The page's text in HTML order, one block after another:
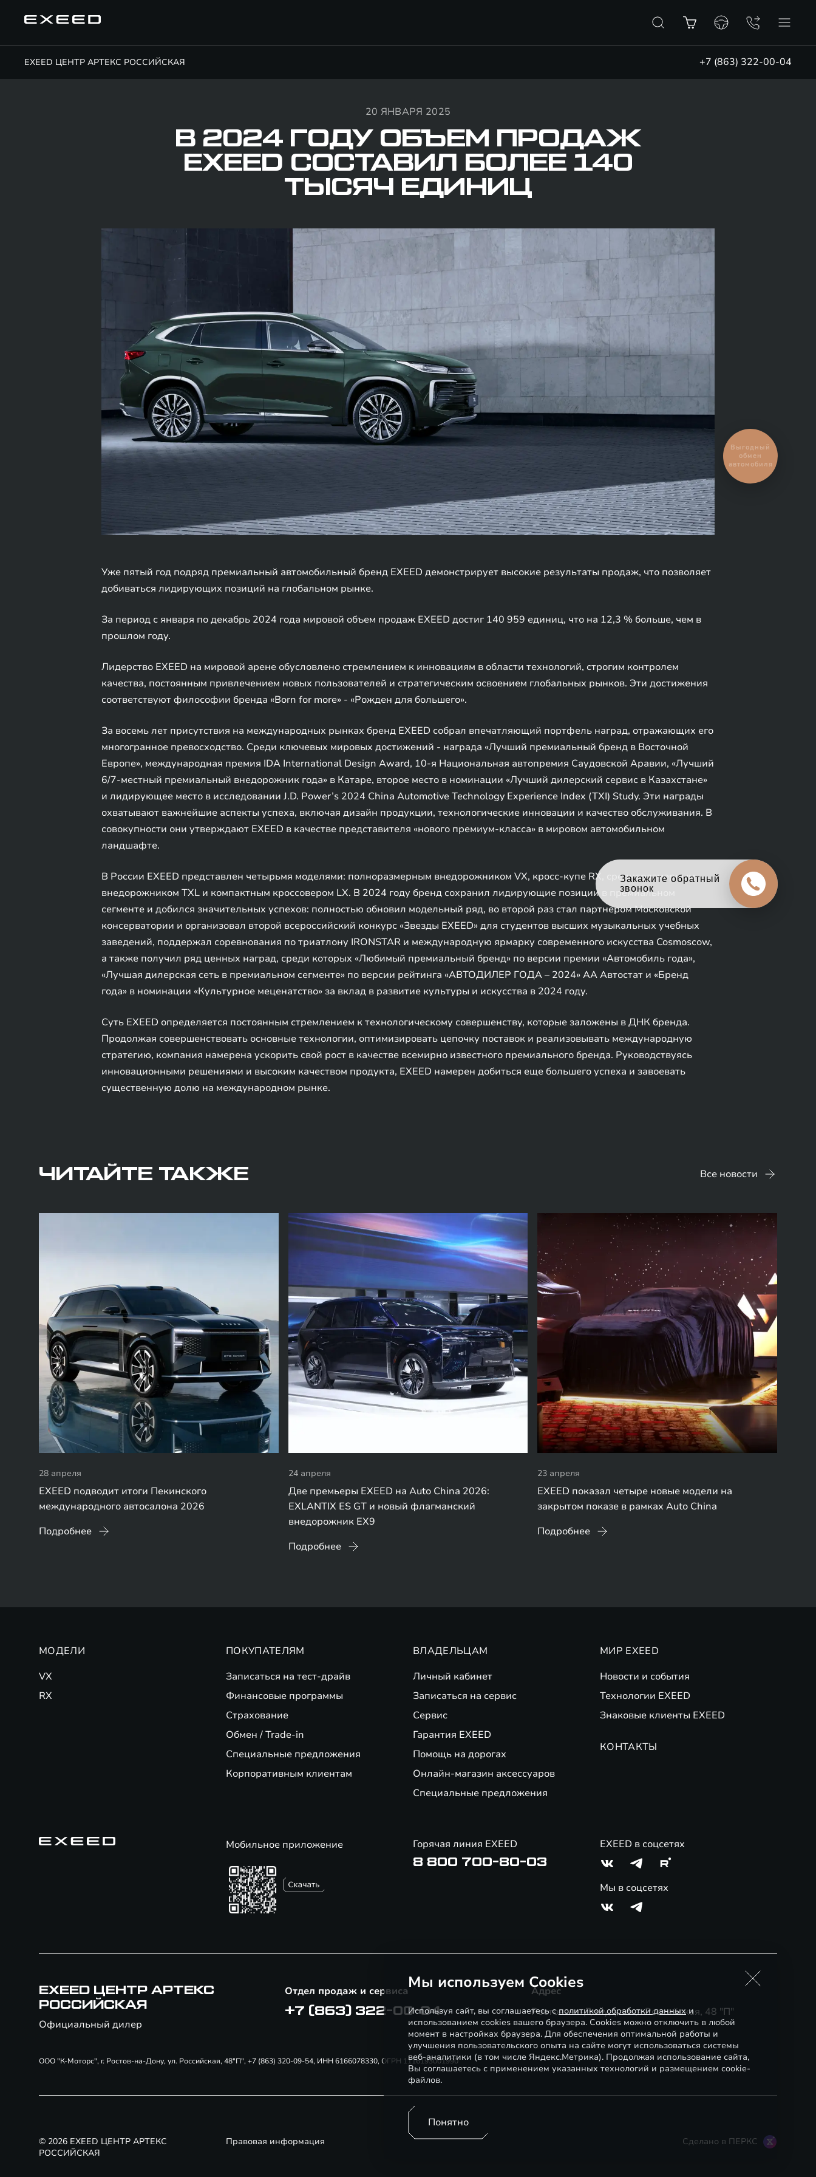
EXEED ЦЕНТР АРТЕКС РОССИЙСКАЯ +7 (863) 322-00-04
20 ЯНВАРЯ 2025
В 2024 ГОДУ ОБЪЕМ ПРОДАЖ
EXEED СОСТАВИЛ БОЛЕЕ 140
ТЫСЯЧ ЕДИНИЦ
Уже пятый год подряд премиальный автомобильный бренд EXEED демонстрирует высокие результаты продаж, что позволяет
добиваться лидирующих позиций на глобальном рынке.
За период с января по декабрь 2024 года мировой объем продаж EXEED достиг 140 959 единиц, что на 12,3 % больше, чем в
прошлом году.
Лидерство EXEED на мировой арене обусловлено стремлением к инновациям в области технологий, строгим контролем
качества, постоянным привлечением новых пользователей и стратегическим освоением глобальных рынков. Эти достижения
соответствуют философии бренда «Born for more» - «Рожден для большего».
За восемь лет присутствия на международных рынках бренд EXEED собрал впечатляющий портфель наград, отражающих его
многогранное превосходство. Среди ключевых мировых достижений - награда «Лучший премиальный бренд в Восточной
Европе», международная премия IDA International Design Award, 10-я Национальная автопремия Саудовской Аравии, «Лучший
6/7-местный премиальный внедорожник года» в Катаре, второе место в номинации «Лучший дилерский сервис в Казахстане»
и лидирующее место в исследовании J.D. Power’s 2024 China Automotive Technology Experience Index (TXI) Study. Эти награды
охватывают важнейшие аспекты успеха, включая дизайн продукции, технологические инновации и качество обслуживания. В
совокупности они утверждают EXEED в качестве представителя «нового премиум-класса» в мировом автомобильном
ландшафте.
В России EXEED представлен четырьмя моделями: полноразмерным внедорожником VX, кросс-купе RX, среднеразмерным
внедорожником TXL и компактным кроссовером LX. В 2024 году бренд сохранил лидирующие позиции в премиальном
сегменте и добился значительных успехов: полностью обновил модельный ряд, во второй раз стал партнером Московской
консерватории и организовал второй всероссийский конкурс «Звезды EXEED» для студентов высших музыкальных учебных
заведений, поддержал соревнования по триатлону IRONSTAR и международную ярмарку современного искусства Cosmoscow,
а также получил ряд ценных наград, среди которых «Любимый премиальный бренд» по версии премии «Автомобиль года»,
«Лучшая дилерская сеть в премиальном сегменте» по версии рейтинга «АВТОДИЛЕР ГОДА – 2024» АА Автостат и «Бренд
года» в номинации «Культурное меценатство» за вклад в развитие культуры и искусства в 2024 году.
Суть EXEED определяется постоянным стремлением к технологическому совершенству, которые заложены в ДНК бренда.
Продолжая совершенствовать основные технологии, оптимизировать цепочку поставок и реализовывать международную
стратегию, компания намерена ускорить свой рост в качестве всемирно известного премиального бренда. Руководствуясь
инновационными решениями и высоким качеством продукта, EXEED намерен добиться еще большего успеха и завоевать
существенную долю на международном рынке.
ЧИТАЙТЕ ТАКЖЕ Все новости
28 апреля
EXEED подводит итоги Пекинского
международного автосалона 2026
Подробнее
24 апреля
Две премьеры EXEED на Auto China 2026:
EXLANTIX ES GT и новый флагманский
внедорожник EX9
Подробнее
23 апреля
EXEED показал четыре новые модели на
закрытом показе в рамках Auto China
Подробнее
МОДЕЛИ
VX
RX
ПОКУПАТЕЛЯМ
Записаться на тест-драйв
Финансовые программы
Страхование
Обмен / Trade-in
Специальные предложения
Корпоративным клиентам
ВЛАДЕЛЬЦАМ
Личный кабинет
Записаться на сервис
Сервис
Гарантия EXEED
Помощь на дорогах
Онлайн-магазин аксессуаров
Специальные предложения
МИР EXEED
Новости и события
Технологии EXEED
Знаковые клиенты EXEED
КОНТАКТЫ
Мобильное приложение Горячая линия EXEED
8 800 700-80-03
EXEED в соцсетях
Мы в соцсетях
EXEED ЦЕНТР АРТЕКС
РОССИЙСКАЯ
Официальный дилер
Отдел продаж и сервиса
+7 (863) 322-00-04
Адрес
Ростов-на-Дону, улица Российская, 48 "П"
ООО "К-Моторс", г. Ростов-на-Дону, ул. Российская, 48"П", +7 (863) 320-09-54, ИНН 6166078330, ОГРН 1116193001990
© 2026 EXEED ЦЕНТР АРТЕКС
РОССИЙСКАЯ
Правовая информация Сделано в ПЕРКС
Мы используем Cookies
Используя сайт, вы соглашаетесь сполитикой обработки данныхи
использованием cookies вашего браузера. Cookies можно отключить в любой
момент в настройках браузера. Для обеспечения оптимальной работы и
улучшения пользовательского опыта на сайте могут использоваться системы
веб-аналитики (в том числе Яндекс.Метрика). Продолжая использование сайта,
Вы соглашаетесь с применением указанных технологий и размещением cookie-
файлов.
Понятно
Оцените свой авто
в обмен на новый
Выгодный
обмен
автомобиля